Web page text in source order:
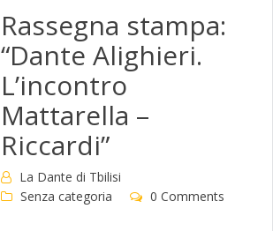
Rassegna stampa:
“Dante Alighieri.
L’incontro
Mattarella –
Riccardi”
La Dante di Tbilisi
Senza categoria
0 Comments